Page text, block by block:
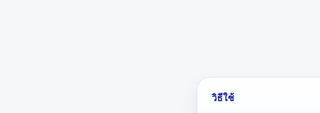
วิธีใช้